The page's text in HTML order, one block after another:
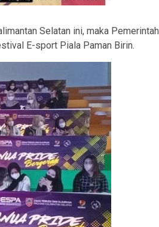
Selatan ini, maka Pemerintah
E-sport Piala Paman Birin.